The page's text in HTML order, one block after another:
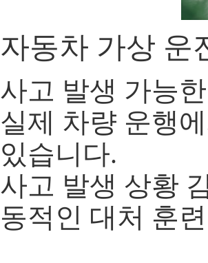
자동차 가상 운
사고 발생 가능
실제 차량 운행
있습니다.
사고 발생 상황
동적인 대처 훈